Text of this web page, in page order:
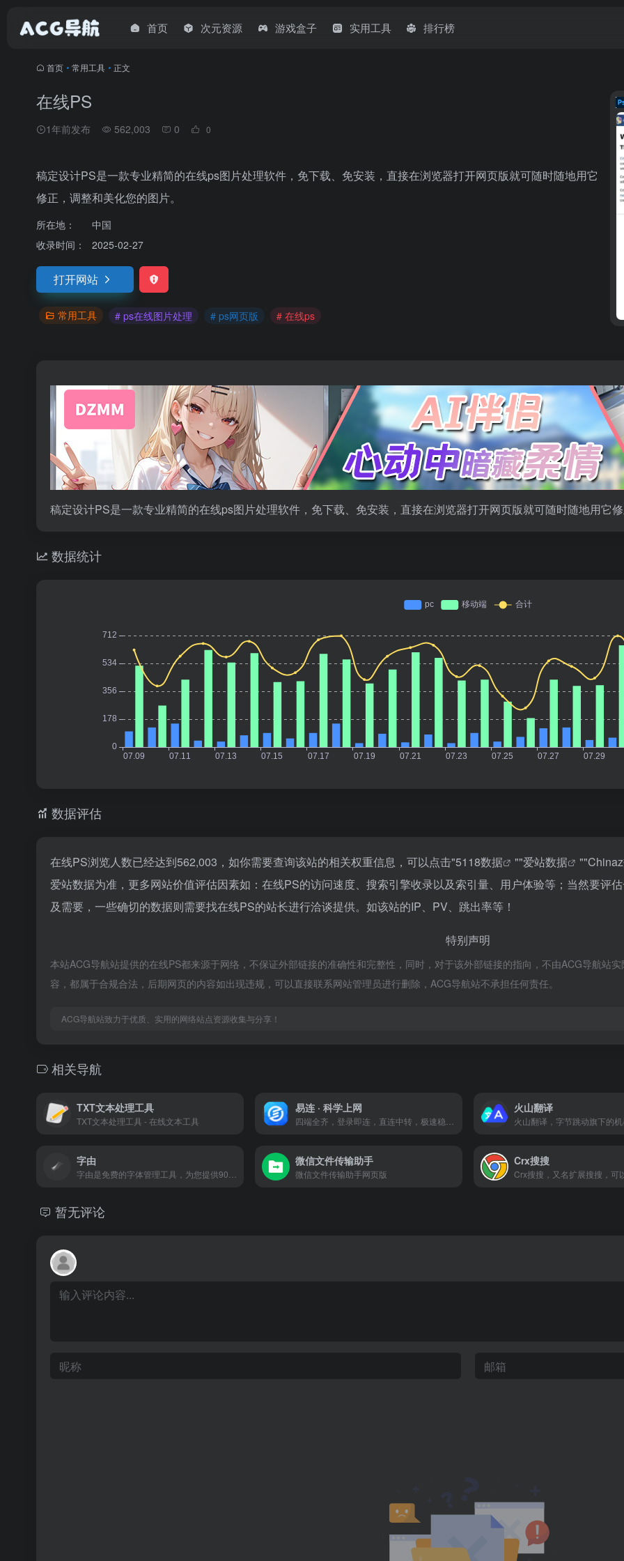
首页 次元资源 游戏盒子 实用工具 排行榜
首页 • 常用工具 • 正文
在线PS
1年前发布 562,003 0 0
稿定设计PS是一款专业精简的在线ps图片处理软件，免下载、免安装，直接在浏览器打开网页版就可随时随地用它
修正，调整和美化您的图片。
所在地：
中国
收录时间：
2025-02-27
打开网站
常用工具 # ps在线图片处理 # ps网页版 # 在线ps
稿定设计PS是一款专业精简的在线ps图片处理软件，免下载、免安装，直接在浏览器打开网页版就可随时随地用它
数据统计
数据评估
在线PS浏览人数已经达到562,003，如你需要查询该站的相关权重信息，可以点击"5118数据 ""爱站数据 ""
爱站数据为准，更多网站价值评估因素如：在线PS的访问速度、搜索引擎收录以及索引量、用户体验等；当然要评
及需要，一些确切的数据则需要找在线PS的站长进行洽谈提供。如该站的IP、PV、跳出率等！
特别声明
本站ACG导航站提供的在线PS都来源于网络，不保证外部链接的准确性和完整性，同时，对于该外部链接的指向，不由ACG导航站
容，都属于合规合法，后期网页的内容如出现违规，可以直接联系网站管理员进行删除，ACG导航站不承担任何责任。
ACG导航站致力于优质、实用的网络站点资源收集与分享！
相关导航
TXT文本处理工具
TXT文本处理工具 - 在线文本工具
易连 · 科学上网 火山翻译
字由 微信文件传输助手
微信文件传输助手网页版
Crx搜搜
暂无评论